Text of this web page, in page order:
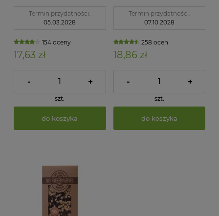
Termin przydatności:
05.03.2028
154 oceny
17,63 zł
- +
szt.
do koszyka
Termin przydatności:
07.10.2028
258 ocen
18,86 zł
- +
szt.
do koszyka